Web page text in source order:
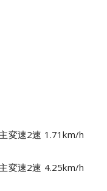
変速2速 1.71km/h
変速2速 4.25km/h